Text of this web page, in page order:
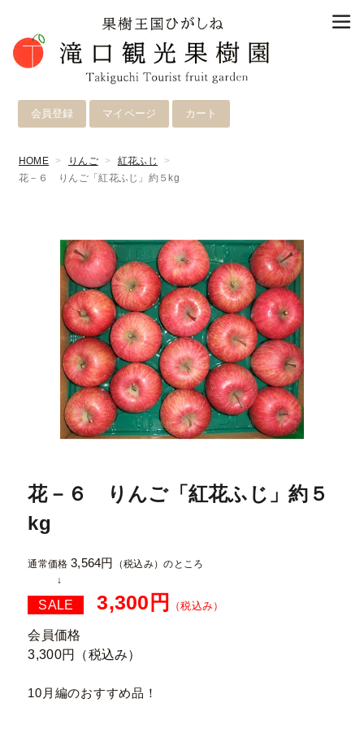
カート
マイページ
会員登録
HOME りんご
紅花ふじ
花－６ りんご「紅花ふじ」約５kg
花－６ りんご「紅花ふじ」約５
kg
通常価格 3,564円 （税込み）のところ
SALE 3,300円 （税込み）
会員価格
3,300円
（税込み）
10月編のおすすめ品！